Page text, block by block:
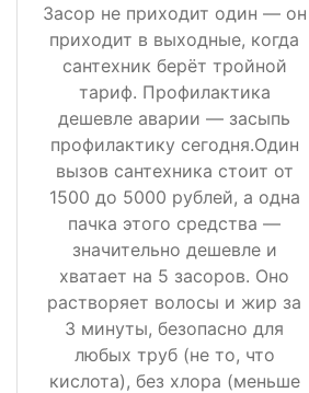
Засор не приходит один — он
приходит в выходные, когда
сантехник берёт тройной
тариф. Профилактика
дешевле аварии — засыпь
профилактику сегодня.Один
вызов сантехника стоит от
1500 до 5000 рублей, а одна
пачка этого средства —
значительно дешевле и
хватает на 5 засоров. Оно
растворяет волосы и жир за
3 минуты, безопасно для
любых труб (не то, что
кислота), без хлора (меньше